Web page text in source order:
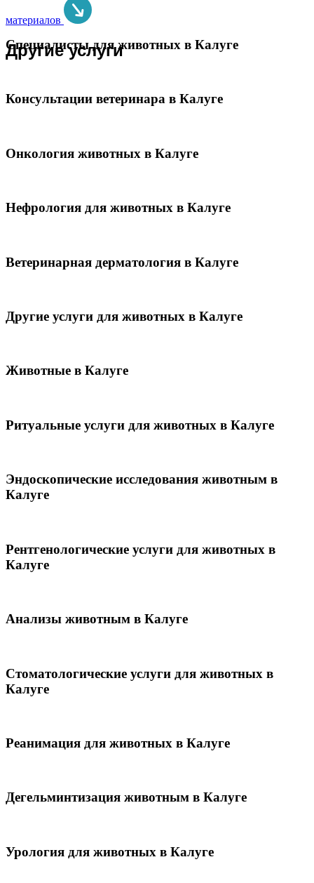
материалов
Другие услуги
Специалисты для животных в Калуге
Консультации ветеринара в Калуге
Онкология животных в Калуге
Нефрология для животных в Калуге
Ветеринарная дерматология в Калуге
Другие услуги для животных в Калуге
Животные в Калуге
Ритуальные услуги для животных в Калуге
Эндоскопические исследования животным в
Калуге
Рентгенологические услуги для животных в
Калуге
Анализы животным в Калуге
Стоматологические услуги для животных в
Калуге
Реанимация для животных в Калуге
Дегельминтизация животным в Калуге
Урология для животных в Калуге